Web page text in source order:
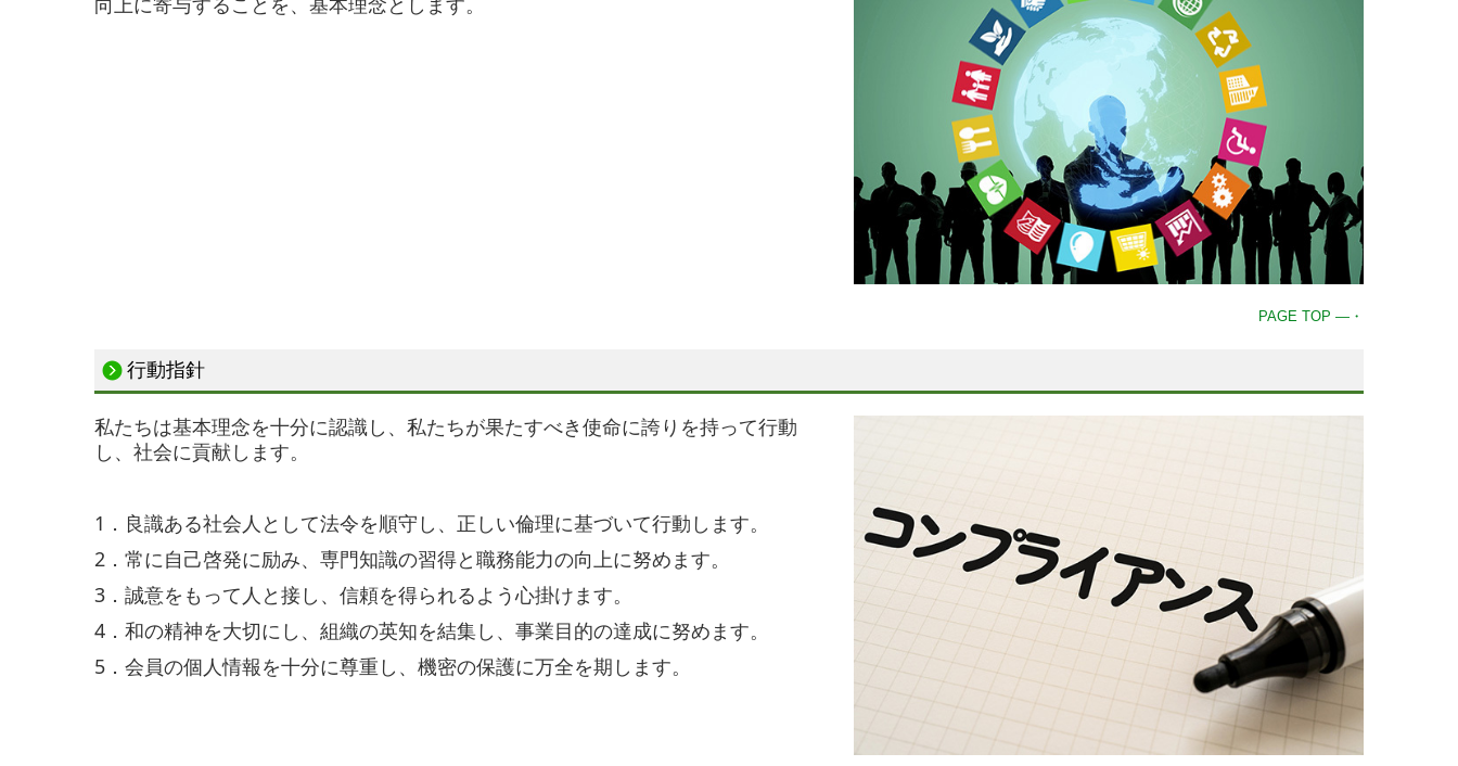
PAGE TOP ―・
行動指針
私たちは基本理念を十分に認識し、私たちが果たすべき使命に誇りを持って行動
し、社会に貢献します。
1．良識ある社会人として法令を順守し、正しい倫理に基づいて行動します。
2 ． 常に自己啓発に励み、専門知識の習得と職務能力の向上に努めます。
3 ． 誠意をもって人と接し、信頼を得られるよう心掛けます。
4 ． 和の精神を大切にし、組織の英知を結集し、事業目的の達成に努めます。
5 ． 会員の個人情報を十分に尊重し、機密の保護に万全を期します。